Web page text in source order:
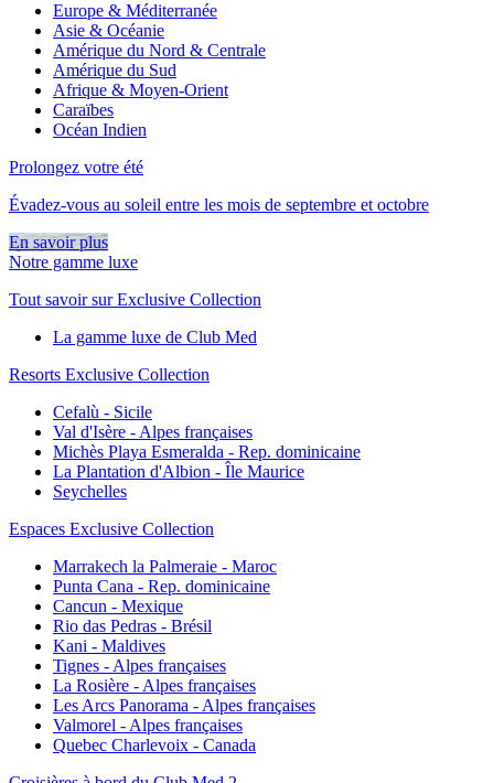
Europe & Méditerranée
Asie & Océanie
Amérique du Nord & Centrale
Amérique du Sud
Afrique & Moyen-Orient
Caraïbes
Océan Indien
Prolongez votre été
Évadez-vous au soleil entre les mois de septembre et octobre
En savoir plus
Notre gamme luxe
Tout savoir sur Exclusive Collection
La gamme luxe de Club Med
Resorts Exclusive Collection
Cefalù - Sicile
Val d'Isère - Alpes françaises
Michès Playa Esmeralda - Rep. dominicaine
La Plantation d'Albion - Île Maurice
Seychelles
Espaces Exclusive Collection
Marrakech la Palmeraie - Maroc
Punta Cana - Rep. dominicaine
Cancun - Mexique
Rio das Pedras - Brésil
Kani - Maldives
Tignes - Alpes françaises
La Rosière - Alpes françaises
Les Arcs Panorama - Alpes françaises
Valmorel - Alpes françaises
Quebec Charlevoix - Canada